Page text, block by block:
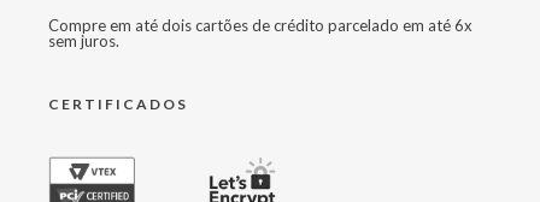
Compre em até dois cartões de crédito parcelado em até 6x
sem juros.
CERTIFICADOS